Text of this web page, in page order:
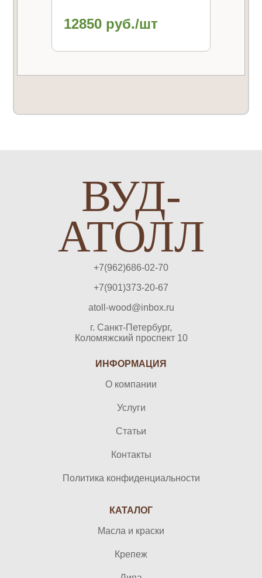
12850 руб./шт
ВУД-
АТОЛЛ
+7(962)686-02-70
+7(901)373-20-67
atoll-wood@inbox.ru
г. Санкт-Петербург,
Коломяжский проспект 10
ИНФОРМАЦИЯ
О компании
Услуги
Статьи
Контакты
Политика конфиденциальности
КАТАЛОГ
Масла и краски
Крепеж